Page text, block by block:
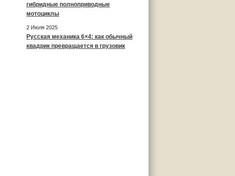
гибридные полноприводные
мотоциклы
2 Июля 2025
Русская механика 6×4: как обычный
квадрик превращается в грузовик